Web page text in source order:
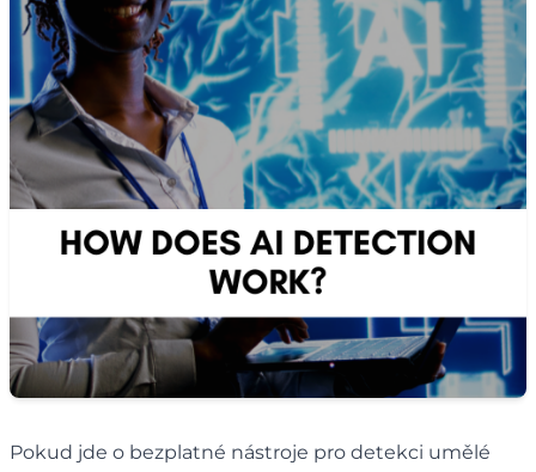
Pokud jde o bezplatné nástroje pro detekci umělé